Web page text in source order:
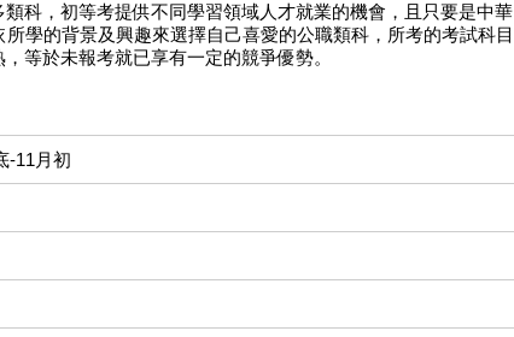
科，初等考提供不同學習領域人才就業的機會，且只要是中華
學的背景及興趣來選擇自己喜愛的公職類科，所考的考試科目
等於未報考就已享有一定的競爭優勢。
-11月初